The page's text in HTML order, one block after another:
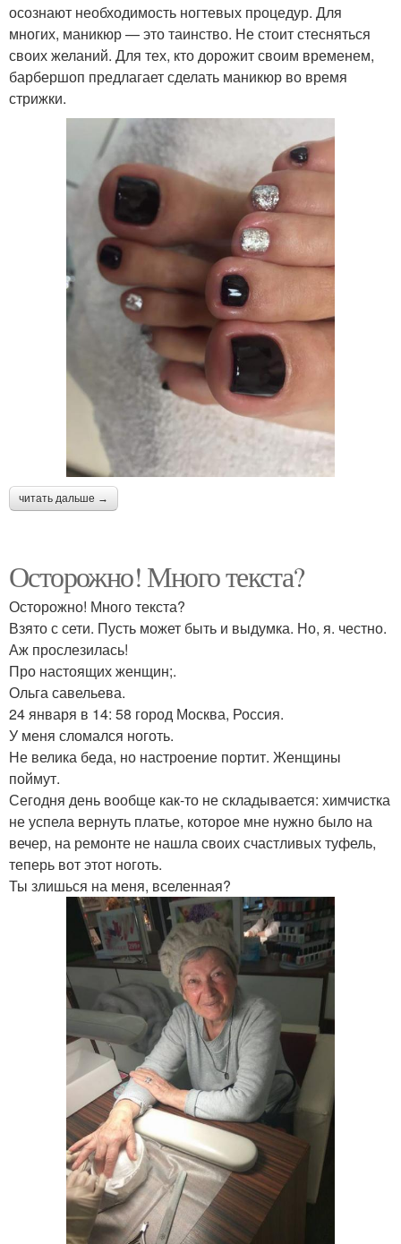
осознают необходимость ногтевых процедур. Для
многих, маникюр — это таинство. Не стоит стесняться
своих желаний. Для тех, кто дорожит своим временем,
барбершоп предлагает сделать маникюр во время
стрижки.
читать дальше →
Осторожно! Много текста?
Осторожно! Много текста?
Взято с сети. Пусть может быть и выдумка. Но, я. честно.
Аж прослезилась!
Про настоящих женщин;.
Ольга савельева.
24 января в 14: 58 город Москва, Россия.
У меня сломался ноготь.
Не велика беда, но настроение портит. Женщины
поймут.
Сегодня день вообще как-то не складывается: химчистка
не успела вернуть платье, которое мне нужно было на
вечер, на ремонте не нашла своих счастливых туфель,
теперь вот этот ноготь.
Ты злишься на меня, вселенная?